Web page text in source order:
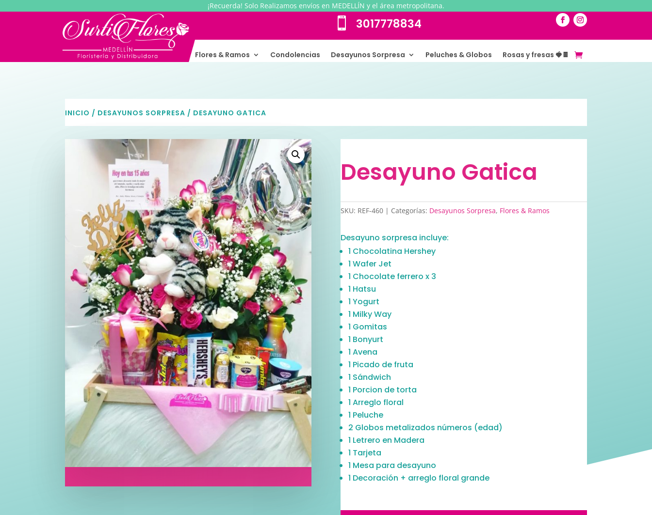
¡Recuerda! Solo Realizamos envíos en MEDELLÍN y el área metropolitana.
 3017778834
Flores & Ramos Condolencias Desayunos Sorpresa Peluches & Globos Rosas y fresas 🍓🍫
INICIO / DESAYUNOS SORPRESA / DESAYUNO GATICA
Desayuno Gatica
SKU: REF-460 Categorías: Desayunos Sorpresa, Flores & Ramos
Desayuno sorpresa incluye:
1 Chocolatina Hershey
1 Wafer Jet
1 Chocolate ferrero x 3
1 Hatsu
1 Yogurt
1 Milky Way
1 Gomitas
1 Bonyurt
1 Avena
1 Picado de fruta
1 Sándwich
1 Porcion de torta
1 Arreglo floral
1 Peluche
2 Globos metalizados números (edad)
1 Letrero en Madera
1 Tarjeta
1 Mesa para desayuno
1 Decoración + arreglo floral grande